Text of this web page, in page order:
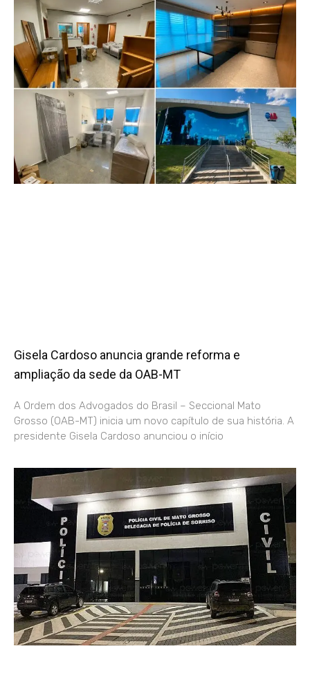
Gisela Cardoso anuncia grande reforma e
ampliação da sede da OAB-MT
A Ordem dos Advogados do Brasil – Seccional Mato
Grosso (OAB-MT) inicia um novo capítulo de sua história. A
presidente Gisela Cardoso anunciou o início